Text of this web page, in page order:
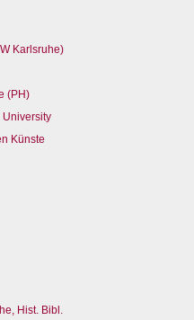
Karlsruhe)
(PH)
University
Künste
Hist. Bibl.